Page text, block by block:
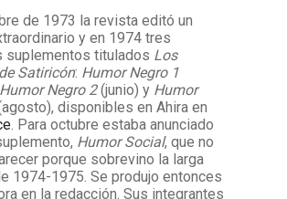
de 1973 la revista editó un
y en 1974 tres
suplementos titulados Los
Satiricón: Humor Negro 1
Humor Negro 2(junio) y Humor
disponibles en Ahira en
. Para octubre estaba anunciado
Humor Social, que no
porque sobrevino la larga
1974-1975. Se produjo entonces
en la redacción. Sus integrantes